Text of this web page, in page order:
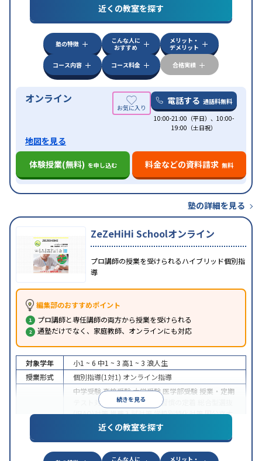
特徴
中高一貫校生に対応授業の振替可能
学習にPC・タブレットを利用オンライン対応1
科目から受講可能
近くの教室を探す
塾の特徴
こんな人に
おすすめ
メリット・
デメリット
コース内容
コース料金 合格実績
オンライン 電話する 通話料無料
10:00-21:00（平日）、10:00-
19:00（土日祝）
地図を見る
体験授業(無料) を申し込む 料金などの資料請求 無料
塾の詳細を見る
ZeZeHiHi Schoolオンライン
プロ講師の授業を受けられるハイブリッド個別指
導
編集部のおすすめポイント
プロ講師と専任講師の両方から授業を受けられる
通塾だけでなく、家庭教師、オンラインにも対応
続きを見る
対象学年 小1 ~ 6 中1 ~ 3 高1 ~ 3 浪人生
授業形式
個別指導(1対1) オンライン指導
中学受験高校受験大学受験 医学部受験 授業・定期
テスト対策
内申点対策 学習習慣の定着
(旧AO)対策推薦入試対策学校別特化対策国公立大
私大対策共通テスト対策
英語・英会話特化
近くの教室を探す
こんな人に
メリット・